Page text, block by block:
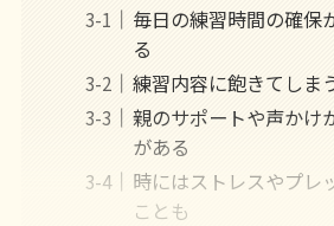
毎日の練習時間の確保
る
練習内容に飽きてしま
親のサポートや声かけ
がある
時にはストレスやプレ
ことも